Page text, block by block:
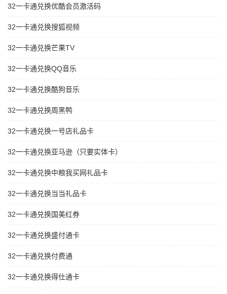
32一卡通兑换优酷会员激活码
32一卡通兑换搜狐视频
32一卡通兑换芒果TV
32一卡通兑换QQ音乐
32一卡通兑换酷狗音乐
32一卡通兑换周黑鸭
32一卡通兑换一号店礼品卡
32一卡通兑换亚马逊（只要实体卡）
32一卡通兑换中粮我买网礼品卡
32一卡通兑换当当礼品卡
32一卡通兑换国美红券
32一卡通兑换盛付通卡
32一卡通兑换付费通
32一卡通兑换得仕通卡